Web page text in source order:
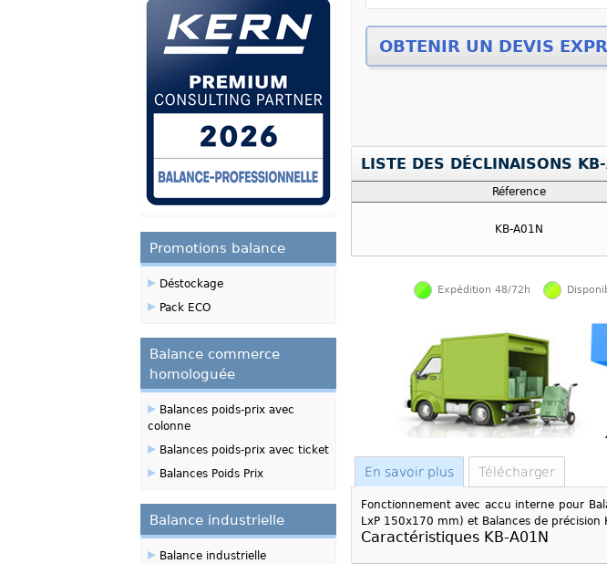
LISTE DES DÉCLINAISONS
Réference
KB-A01N
Expédition 48/72h
En savoir plus Télécharger
Fonctionnement avec accu interne pour
LxP 150x170 mm) et Balances de précision
Caractéristiques KB-A01N
Promotions balance
▸Déstockage
▸Pack ECO
Balance commerce
homologuée
▸Balances poids-prix avec
colonne
▸Balances poids-prix avec ticket
▸Balances Poids Prix
Balance industrielle
▸Balance industrielle